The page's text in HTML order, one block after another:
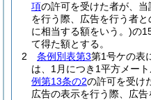
項の許可を受けた者が、
を行う際、広告を行う者
に相当する額をいう。)の
て得た額とする。
2
条例別表第3第1号ケの表
は、1月につき1平方メー
例第13条の2の許可を受け
広告の表示を行う際、広